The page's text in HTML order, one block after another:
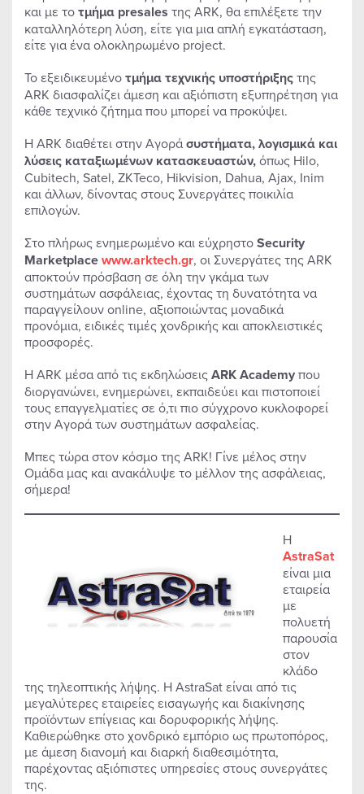
και με τοτμήμα presales της ARK, θα επιλέξετε την
καταλληλότερη λύση, είτε για μια απλή εγκατάσταση,
είτε για ένα ολοκληρωμένο project.
Το εξειδικευμένοτμήμα τεχνικής υποστήριξηςτης
ARK διασφαλίζει άμεση και αξιόπιστη εξυπηρέτηση για
κάθε τεχνικό ζήτημα που μπορεί να προκύψει.
H ARK διαθέτει στην Αγοράσυστήματα, λογισμικά και
λύσεις καταξιωμένων κατασκευαστών,όπως Hilo,
Cubitech, Satel, ZKTeco, Hikvision, Dahua, Ajax, Inim
και άλλων, δίνοντας στους Συνεργάτες ποικιλία
επιλογών.
Στο πλήρως ενημερωμένο και εύχρηστοSecurity
Marketplacewww.arktech.gr, οι Συνεργάτες της ARK
αποκτούν πρόσβαση σε όλη την γκάμα των
συστημάτων ασφάλειας, έχοντας τη δυνατότητα να
παραγγείλουν online, αξιοποιώντας μοναδικά
προνόμια, ειδικές τιμές χονδρικής και αποκλειστικές
προσφορές.
H ARK μέσα από τις εκδηλώσειςARK Academyπου
διοργανώνει, ενημερώνει, εκπαιδεύει και πιστοποιεί
τους επαγγελματίες σε ό,τι πιο σύγχρονο κυκλοφορεί
στην Αγορά των συστημάτων ασφαλείας.
Μπες τώρα στον κόσμο της ARK! Γίνε μέλος στην
Ομάδα μας και ανακάλυψε το μέλλον της ασφάλειας,
σήμερα!
Η
AstraSat
είναι μια
εταιρεία
με
πολυετή
παρουσία
στον
κλάδο
της τηλεοπτικής λήψης. Η AstraSat είναι από τις
μεγαλύτερες εταιρείες εισαγωγής και διακίνησης
προϊόντων επίγειας και δορυφορικής λήψης.
Καθιερώθηκε στο χονδρικό εμπόριο ως πρωτοπόρος,
με άμεση διανομή και διαρκή διαθεσιμότητα,
παρέχοντας αξιόπιστες υπηρεσίες στους συνεργάτες
της.